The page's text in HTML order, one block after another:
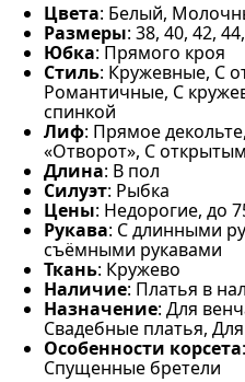
Цвета: Белый,
Размеры: 38, 40, 42,
Юбка: Прямого кроя
Стиль: Кружевные, С
Романтичные, С
спинкой
Лиф: Прямое
«Отворот», С
Длина: В пол
Силуэт: Рыбка
Цены: Недорогие, до
Рукава: С длинными
съёмными рукавами
Ткань: Кружево
Наличие: Платья в
Назначение: Для
Свадебные платья,
Особенности корсета
Спущенные бретели